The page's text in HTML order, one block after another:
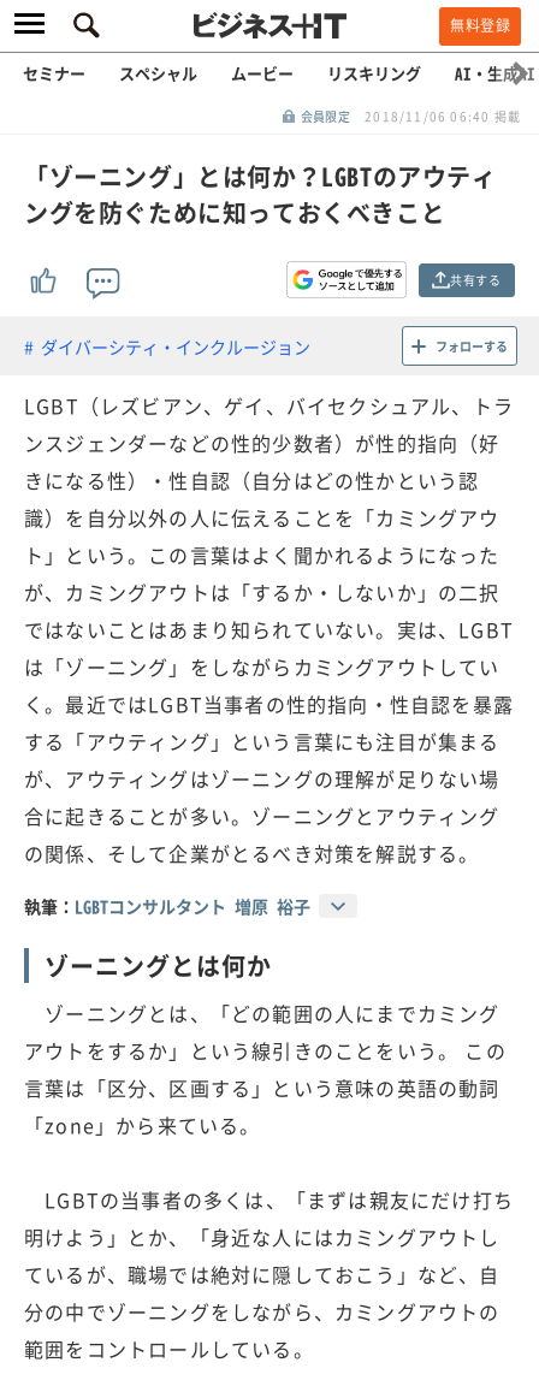
無料登録
セミナー スペシャル ムービー リスキリング AI・生成AI
会員限定 2018/11/06 06:40 掲載
「ゾーニング」とは何か？LGBTのアウティ
ングを防ぐために知っておくべきこと
共有する
ダイバーシティ・インクルージョン フォローする
LGBT（レズビアン、ゲイ、バイセクシュアル、トラ
ンスジェンダーなどの性的少数者）が性的指向（好
きになる性）・性自認（自分はどの性かという認
識）を自分以外の人に伝えることを「カミングアウ
ト」という。この言葉はよく聞かれるようになった
が、カミングアウトは「するか・しないか」の二択
ではないことはあまり知られていない。実は、LGBT
は「ゾーニング」をしながらカミングアウトしてい
く。最近ではLGBT当事者の性的指向・性自認を暴露
する「アウティング」という言葉にも注目が集まる
が、アウティングはゾーニングの理解が足りない場
合に起きることが多い。ゾーニングとアウティング
の関係、そして企業がとるべき対策を解説する。
執筆： LGBTコンサルタント 増原 裕子
ゾーニングとは何か
ゾーニングとは、「どの範囲の人にまでカミング
アウトをするか」という線引きのことをいう。 この
言葉は「区分、区画する」という意味の英語の動詞
「zone」から来ている。
LGBTの当事者の多くは、「まずは親友にだけ打ち
明けよう」とか、「身近な人にはカミングアウトし
ているが、職場では絶対に隠しておこう」など、自
分の中でゾーニングをしながら、カミングアウトの
範囲をコントロールしている。